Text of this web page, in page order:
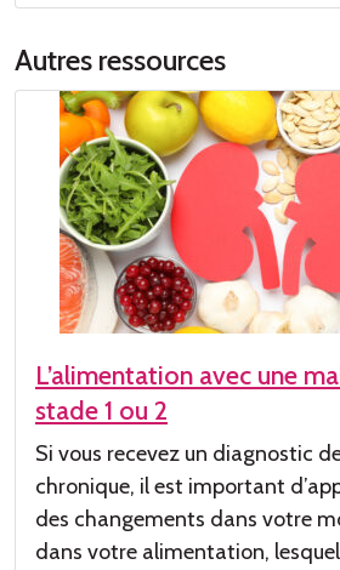
Autres ressources
L’alimentation avec une
stade 1 ou 2
Si vous recevez un diagnostic
chronique, il est important
des changements dans votre
dans votre alimentation,